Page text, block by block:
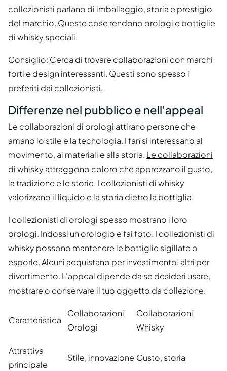
collezionisti parlano di imballaggio, storia e prestigio
del marchio. Queste cose rendono orologi e bottiglie
di whisky speciali.
Consiglio: Cerca di trovare collaborazioni con marchi
forti e design interessanti. Questi sono spesso i
preferiti dai collezionisti.
Differenze nel pubblico e nell'appeal
Le collaborazioni di orologi attirano persone che
amano lo stile e la tecnologia. I fan si interessano al
movimento, ai materiali e alla storia. Le collaborazioni
di whisky attraggono coloro che apprezzano il gusto,
la tradizione e le storie. I collezionisti di whisky
valorizzano il liquido e la storia dietro la bottiglia.
I collezionisti di orologi spesso mostrano i loro
orologi. Indossi un orologio e fai foto. I collezionisti di
whisky possono mantenere le bottiglie sigillate o
esporle. Alcuni acquistano per investimento, altri per
divertimento. L'appeal dipende da se desideri usare,
mostrare o conservare il tuo oggetto da collezione.
Caratteristica
Collaborazioni
Orologi
Collaborazioni
Whisky
Attrattiva
principale
Stile, innovazione Gusto, storia